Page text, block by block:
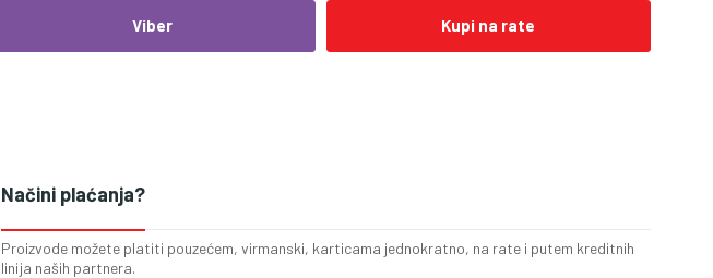
Viber Kupi na rate
Načini plaćanja?
Proizvode možete platiti pouzećem, virmanski, karticama jednokratno, na rate i putem kreditnih
linija naših partnera.